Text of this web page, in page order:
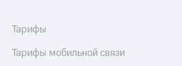
Описание
Тарифы
Тарифы мобильной связи